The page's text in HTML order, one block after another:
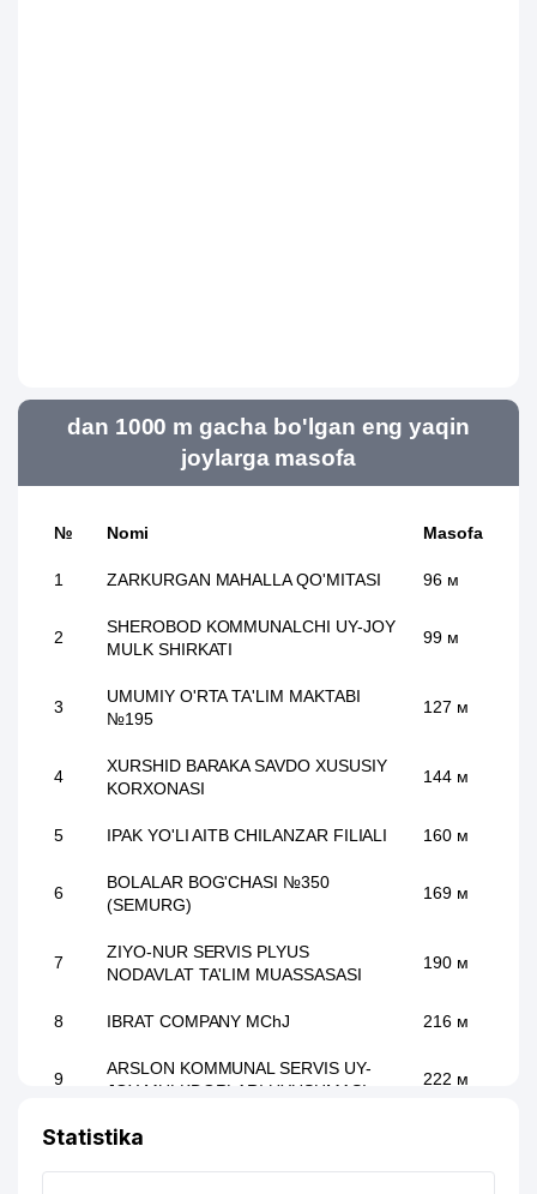
dan 1000 m gacha bo'lgan eng yaqin
joylarga masofa
№ Nomi Masofa
1 ZARKURGAN MAHALLA QO'MITASI 96 м
2
SHEROBOD KOMMUNALCHI UY-JOY
MULK SHIRKATI
99 м
3
UMUMIY O'RTA TA'LIM MAKTABI
№195
127 м
4
XURSHID BARAKA SAVDO XUSUSIY
KORXONASI
144 м
5 IPAK YO'LI AITB CHILANZAR FILIALI 160 м
6
BOLALAR BOG'CHASI №350
(SEMURG)
169 м
7
ZIYO-NUR SERVIS PLYUS
NODAVLAT TA'LIM MUASSASASI
190 м
8 IBRAT COMPANY MChJ 216 м
9
ARSLON KOMMUNAL SERVIS UY-
JOY MULKDORLARI UYUSHMASI
222 м
10 LOKON XUSUSIY FIRMASI
Statistika